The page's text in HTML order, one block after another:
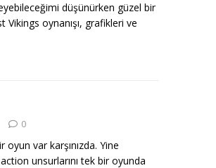
düşünürken güzel bir
Vikings oynanışı, grafikleri ve
0
oyun var karşınızda. Yine
unsurlarını tek bir oyunda